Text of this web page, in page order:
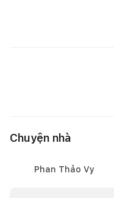
Chuyện nhà
Phan Thảo Vy